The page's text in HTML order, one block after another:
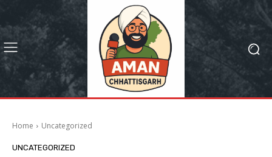
Home Uncategorized
UNCATEGORIZED